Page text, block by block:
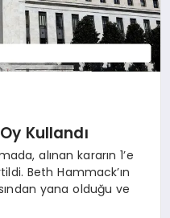
Kullandı
alınan kararın 1’e
Beth Hammack’ın
yana olduğu ve